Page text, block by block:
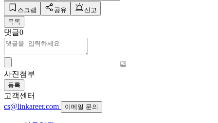
스크랩 공유
신고
목록
댓글0
사진첨부
등록
고객센터
cs@linkareer.com
이메일 문의